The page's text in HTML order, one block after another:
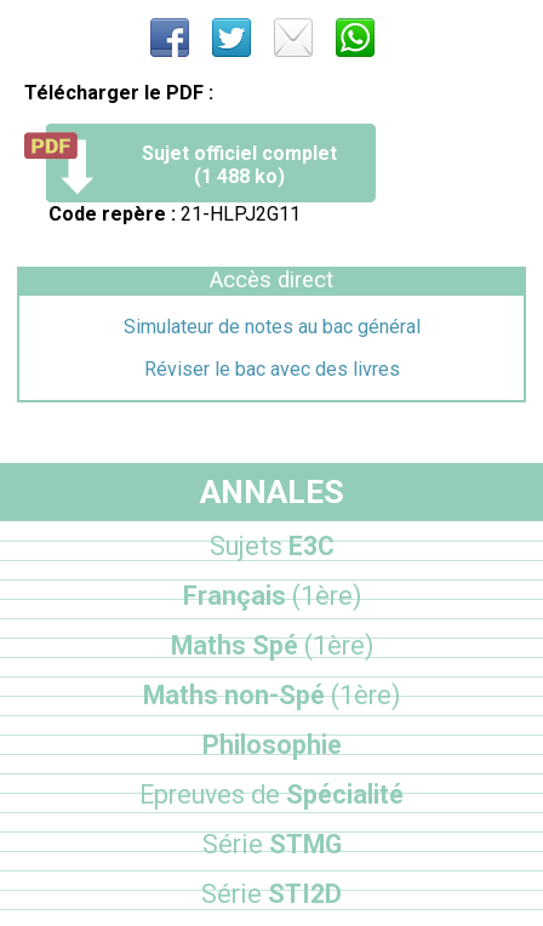
Télécharger le PDF :
Sujet officiel complet
(1 488 ko)
Code repère : 21-HLPJ2G11
Accès direct
Simulateur de notes au bac général
Réviser le bac avec des livres
ANNALES
SujetsE3C
Français(1ère)
Maths Spé(1ère)
Maths non-Spé(1ère)
Philosophie
Epreuves deSpécialité
SérieSTMG
SérieSTI2D